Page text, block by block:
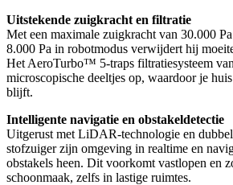
Uitstekende zuigkracht en filtratie
Met een maximale zuigkracht van 30.000
8.000 Pa in robotmodus verwijdert hij
Het AeroTurbo™ 5-traps filtratiesysteem
microscopische deeltjes op, waardoor je
blijft.
Intelligente navigatie en obstakeldetectie
Uitgerust met LiDAR-technologie en
stofzuiger zijn omgeving in realtime en
obstakels heen. Dit voorkomt vastlopen en
schoonmaak, zelfs in lastige ruimtes.